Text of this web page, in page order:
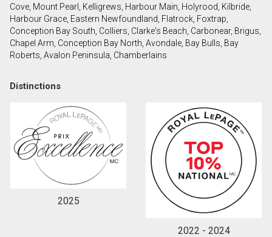
En cliquant sur le bouton « soumettre », vous
consentez à nos conditions d'utilisation et vous
nous fournissez l'autorisation écrite de
communiquer avec vous.
Cove, Mount Pearl, Kelligrews, Harbour Main, Holyrood, Kilbride,
Harbour Grace, Eastern Newfoundland, Flatrock, Foxtrap,
Conception Bay South, Colliers, Clarke's Beach, Carbonear, Brigus,
Chapel Arm, Conception Bay North, Avondale, Bay Bulls, Bay
Roberts, Avalon Peninsula, Chamberlains
Distinctions
2025
2022 - 2024